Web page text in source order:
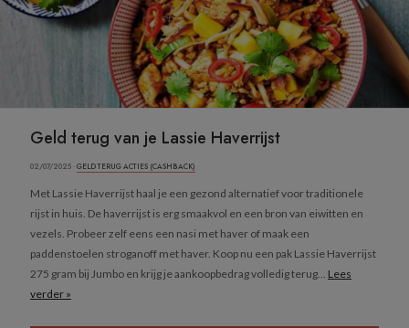
Geld terug van je Lassie Haverrijst
02/07/2025 ·GELD TERUG ACTIES (CASHBACK)
Met Lassie Haverrijst haal je een gezond alternatief voor traditionele
rijst in huis. De haverrijst is erg smaakvol en een bron van eiwitten en
vezels. Probeer zelf eens een nasi met haver of maak een
paddenstoelen stroganoff met haver. Koop nu een pak Lassie Haverrijst
275 gram bij Jumbo en krijg je aankoopbedrag volledig terug... Lees
verder »